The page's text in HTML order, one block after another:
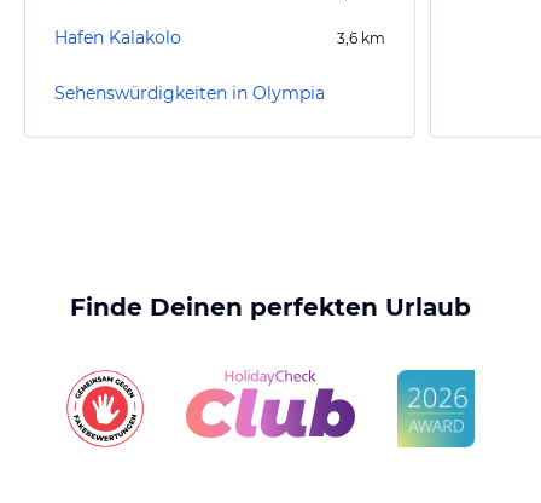
Hafen Kalakolo 3,6 km
Sehenswürdigkeiten in Olympia
Finde Deinen perfekten Urlaub